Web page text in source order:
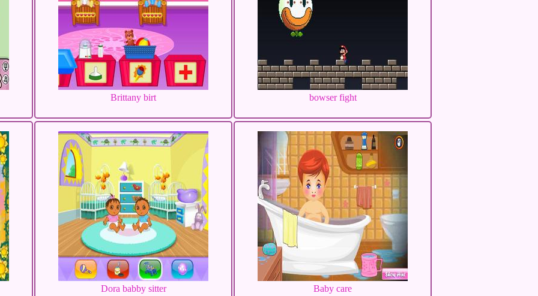
Brittany birt bowser fight
Dora babby sitter Baby care